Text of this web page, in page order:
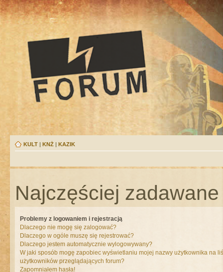
KULT | KNŻ | KAZIK
Najczęściej
Problemy z logowaniem i rejestracją
Dlaczego nie mogę się zalogować?
Dlaczego w ogóle muszę się rejestrować?
Dlaczego jestem automatycznie wylogowywany?
W jaki sposób mogę zapobiec wyświetlaniu mojej nazwy użytkownika na
użytkowników przeglądających forum?
Zapomniałem hasła!